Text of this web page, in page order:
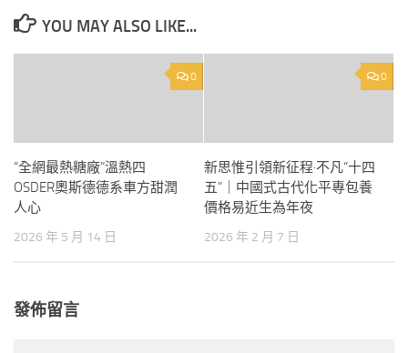
YOU MAY ALSO LIKE...
0
“全網最熱糖廠”溫熱四
OSDER奧斯德德系車方甜潤
人心
2026 年 5 月 14 日
0
新思惟引領新征程·不凡“十四
五”｜中國式古代化平專包養
價格易近生為年夜
2026 年 2 月 7 日
發佈留言